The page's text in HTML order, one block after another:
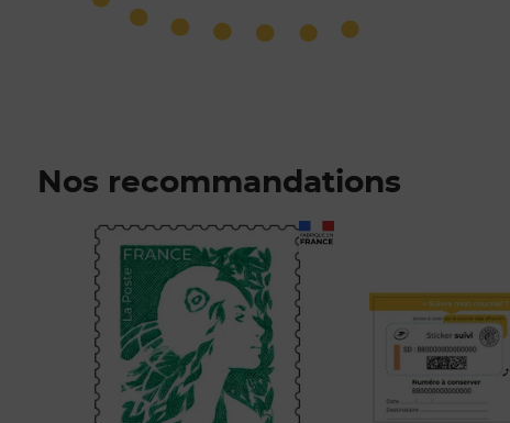
Nos recommandations
Prix 1,52€